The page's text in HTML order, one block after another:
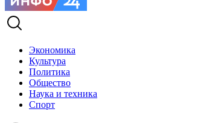
Экономика
Культура
Политика
Общество
Наука и техника
Спорт